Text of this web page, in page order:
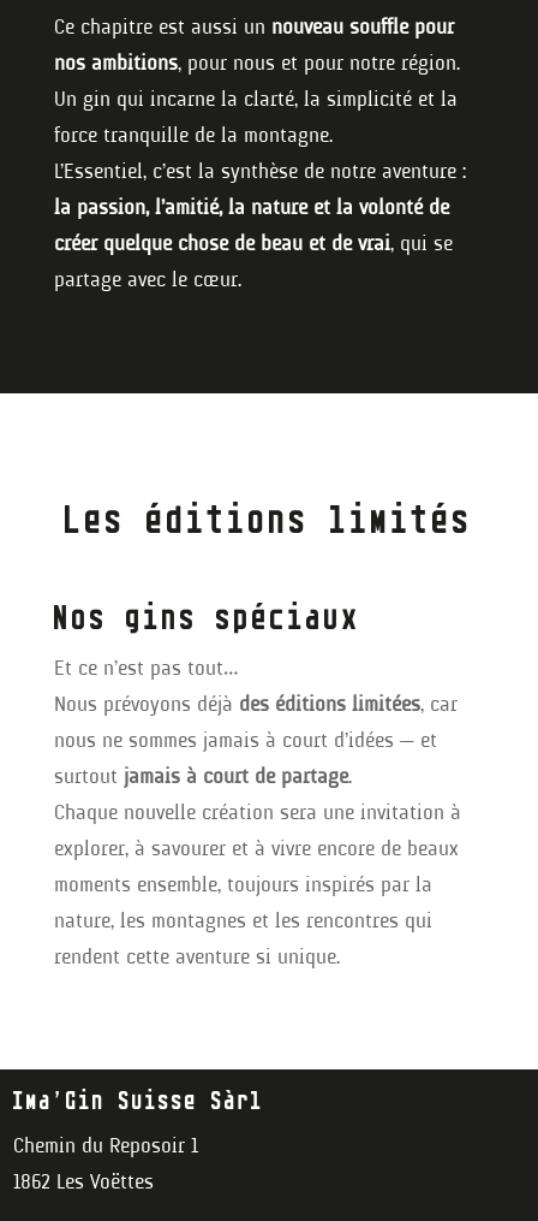
Ce chapitre est aussi un nouveau souffle pour
nos ambitions, pour nous et pour notre région.
Un gin qui incarne la clarté, la simplicité et la
force tranquille de la montagne.
L’Essentiel, c’est la synthèse de notre aventure :
la passion, l’amitié, la nature et la volonté de
créer quelque chose de beau et de vrai, qui se
partage avec le cœur.
Les éditions limités
Nos gins spéciaux
Et ce n’est pas tout…
Nous prévoyons déjà des éditions limitées, car
nous ne sommes jamais à court d’idées — et
surtout jamais à court de partage.
Chaque nouvelle création sera une invitation à
explorer, à savourer et à vivre encore de beaux
moments ensemble, toujours inspirés par la
nature, les montagnes et les rencontres qui
rendent cette aventure si unique.
Ima’Gin Suisse Sàrl
Chemin du Reposoir 1
1862 Les Voëttes